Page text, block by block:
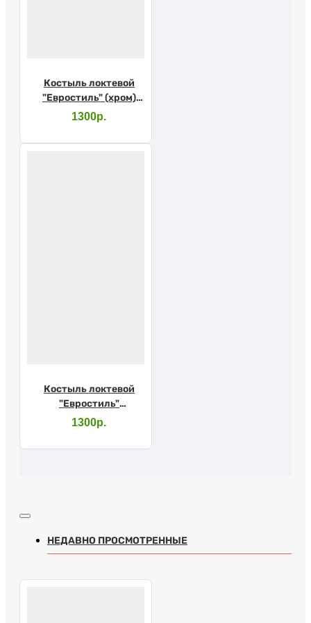
Костыль локтевой
"Евростиль" (хром)
10079SL с УПС
1300р.
Костыль локтевой
"Евростиль"
(бургунди) 10079/R
1300р.
НЕДАВНО ПРОСМОТРЕННЫЕ